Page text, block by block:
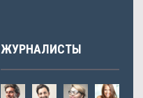
ЖУРНАЛИСТЫ